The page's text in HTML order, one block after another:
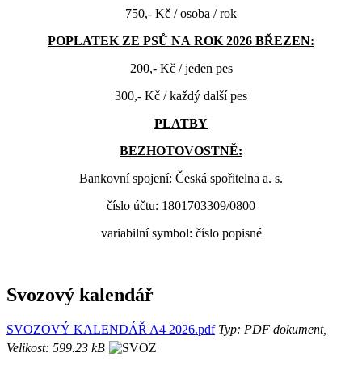
750,- Kč / osoba / rok
POPLATEK ZE PSŮ NA ROK 2026 BŘEZEN:
200,- Kč / jeden pes
300,- Kč / každý další pes
PLATBY
BEZHOTOVOSTNĚ:
Bankovní spojení: Česká spořitelna a. s.
číslo účtu: 1801703309/0800
variabilní symbol: číslo popisné
Svozový kalendář
SVOZOVÝ KALENDÁŘ A4 2026.pdfTyp: PDF dokument,
Velikost: 599.23 kB